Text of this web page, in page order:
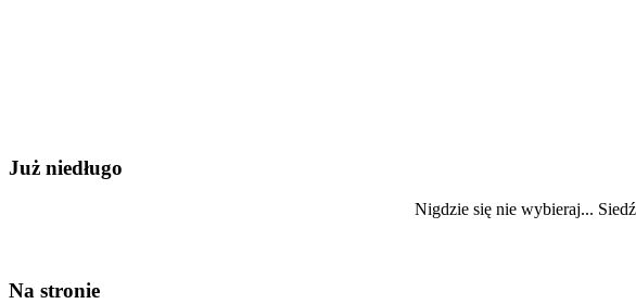
Już niedługo
Nigdzie się nie wybieraj...
Na stronie